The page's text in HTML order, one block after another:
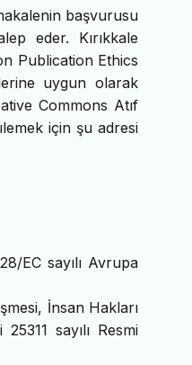
başvurusu
eder. Kırıkkale
Publication Ethics
uygun olarak
Commons Atıf
için şu adresi
EC sayılı Avrupa
İnsan Hakları
sayılı Resmi